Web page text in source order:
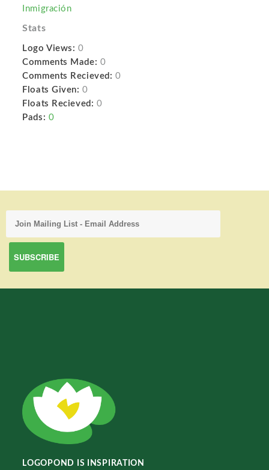
Inmigración
Stats
Logo Views: 0
Comments Made: 0
Comments Recieved: 0
Floats Given: 0
Floats Recieved: 0
Pads: 0
LOGOPOND IS INSPIRATION